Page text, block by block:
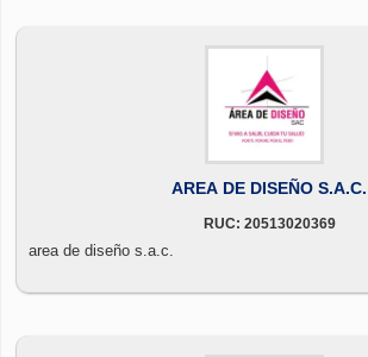
AREA DE DISEÑO S.A.C.
RUC: 20513020369
area de diseño s.a.c.